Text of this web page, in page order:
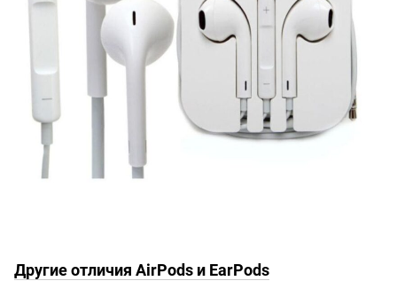
Другие отличия AirPods и EarPods